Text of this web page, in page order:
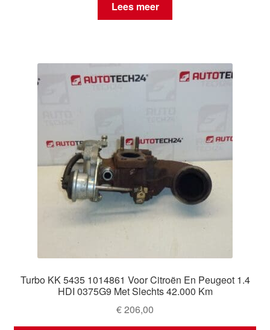
Lees meer
Turbo KK 5435 1014861 Voor Citroën En Peugeot 1.4
HDI 0375G9 Met Slechts 42.000 Km
€206,00